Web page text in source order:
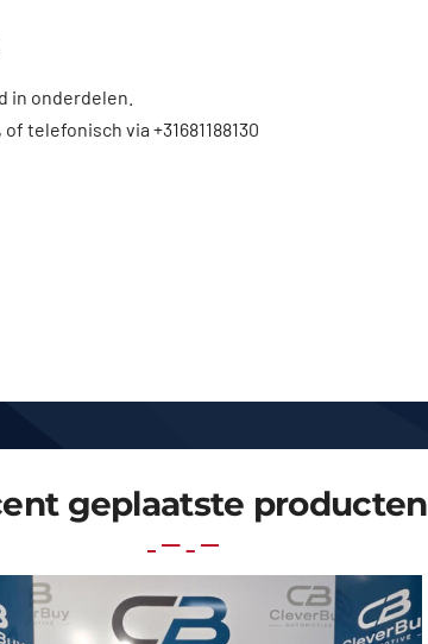
in onderdelen.
telefonisch via +31681188130
geplaatste producten